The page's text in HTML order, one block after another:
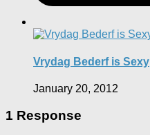
Vrydag Bederf is Sexy
January 20, 2012
1 Response